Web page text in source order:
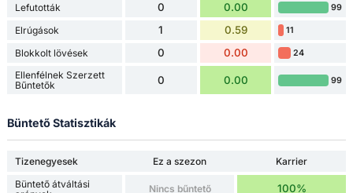
Lefutották 0 0.00 99
Elrúgások 1 0.59 11
Blokkolt lövések 0 0.00 24
Ellenfélnek Szerzett
Bűntetők
0 0.00 99
Büntető Statisztikák
Tizenegyesek Ez a szezon
Karrier
Büntető átváltási
Nincs bűntető 100%